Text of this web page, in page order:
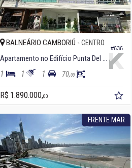
#636
BALNEÁRIO CAMBORIÚ - CENTRO
Apartamento no Edifício Punta Del Este
1 1 1 70,00
R$ 1.890.000,00
FRENTE MAR